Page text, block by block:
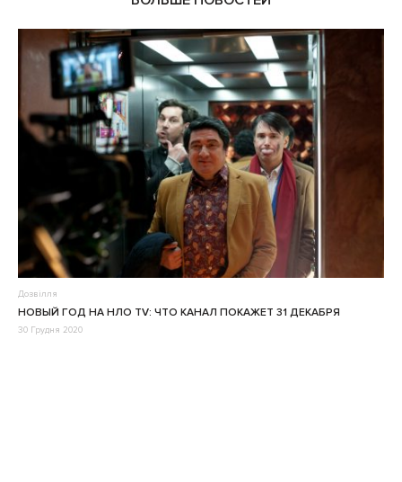
Дозвілля
НОВЫЙ ГОД НА НЛО TV: ЧТО КАНАЛ ПОКАЖЕТ 31 ДЕКАБРЯ
30 Грудня 2020